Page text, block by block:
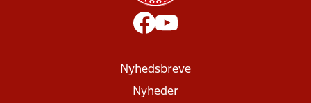
Nyhedsbreve
Nyheder